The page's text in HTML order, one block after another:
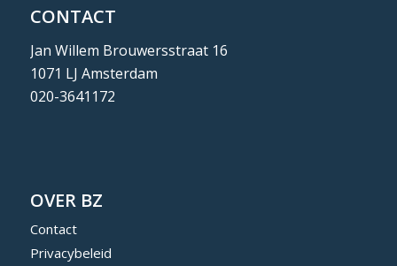
CONTACT
Jan Willem Brouwersstraat 16
1071 LJ Amsterdam
020-3641172
OVER BZ
Contact
Privacybeleid